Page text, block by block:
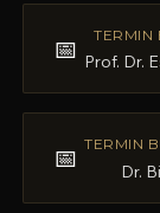
📅 TERMIN
Prof. Dr.
📅 TERMIN
Dr.